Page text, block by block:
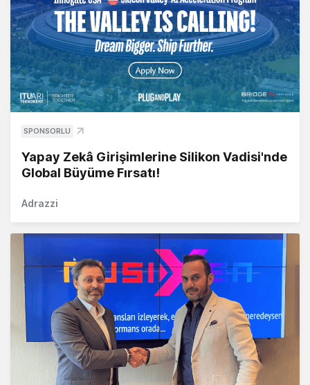
SPONSORLU
Yapay Zekâ Girişimlerine Silikon Vadisi'nde
Global Büyüme Fırsatı!
Adrazzi